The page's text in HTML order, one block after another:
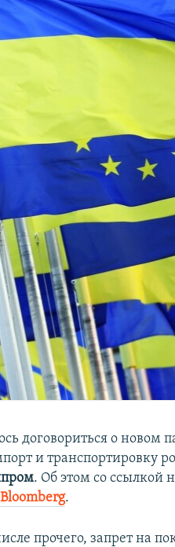
договориться о новом
и транспортировку
. Об этом со ссылкой
Bloomberg.
прочего, запрет на